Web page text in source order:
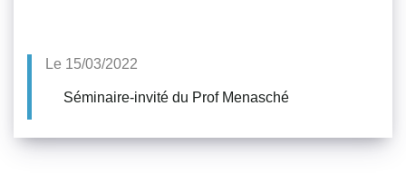
Le 15/03/2022
Séminaire-invité du Prof Menasché